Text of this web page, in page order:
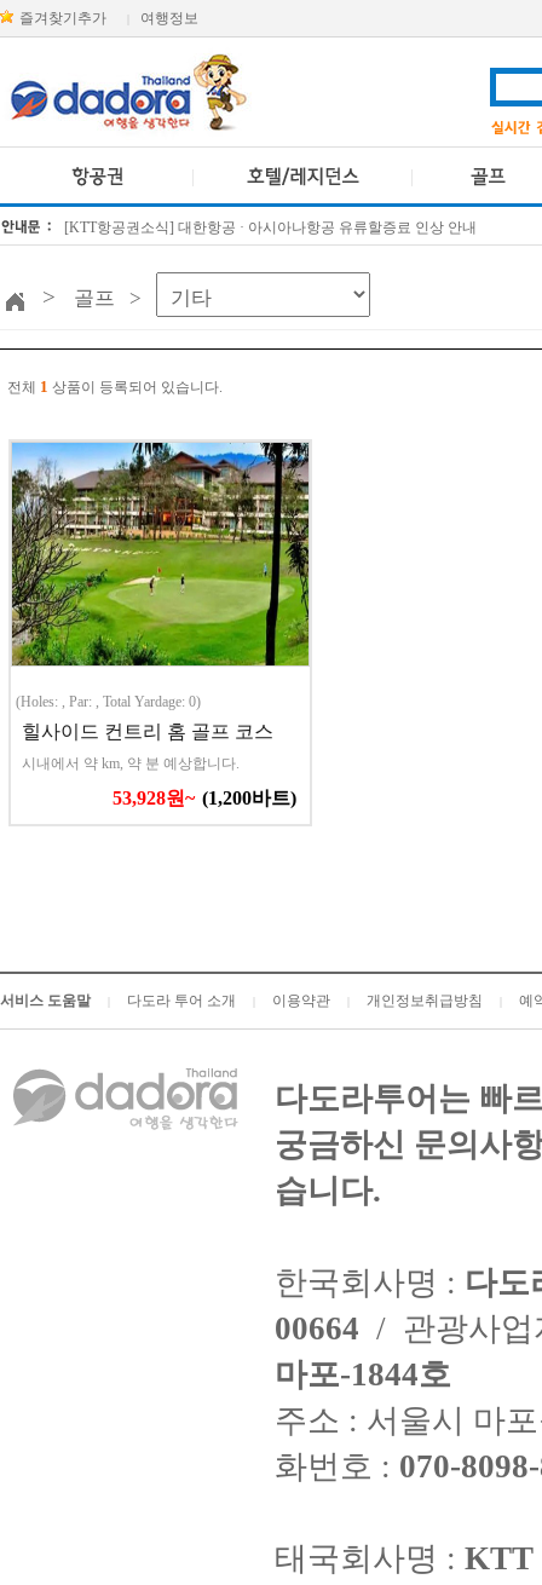
즐겨찾기추가 여행정보
[KTT항공권소식] 대한항공 · 아시아나항공 유류할증료 인상 안내
> 골프 >
전체 1 상품이 등록되어 있습니다.
(Holes: , Par: , Total Yardage: 0)
힐사이드 컨트리 홈 골프 코스
시내에서 약 km, 약 분 예상합니다.
53,928원~ (1,200바트)
서비스 도움말 다도라 투어 소개 이용약관 개인정보취급방침 예
다도라투어는 빠
궁금하신 문의사
습니다.
한국회사명 : 다도
00664 / 관광사
마포-1844호
주소 : 서울시 마
화번호 : 070-
태국회사명 : KTT